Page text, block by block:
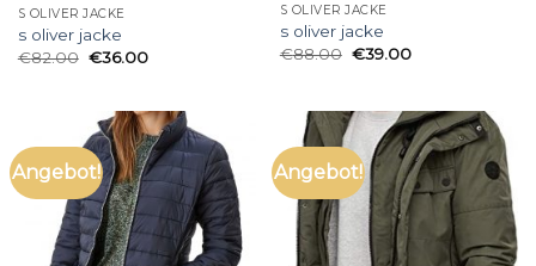
S OLIVER JACKE
s oliver jacke
€82.00 €36.00
S OLIVER JACKE
s oliver jacke
€88.00 €39.00
Angebot! Angebot!